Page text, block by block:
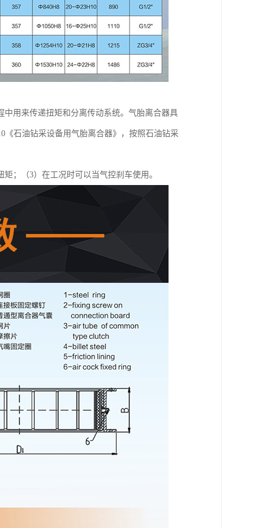
用来传递扭矩和分离传动系统。气胎离合器具
《石油钻采设备用气胎离合器》，按照石油钻采
；（3）在工况时可以当气控刹车使用。